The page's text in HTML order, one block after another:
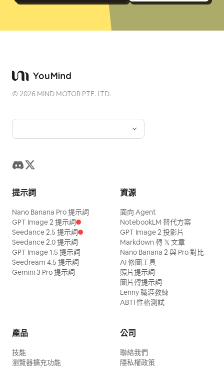
©2026 MIND MOTOR PTE. LTD.
提示詞
Nano Banana Pro 提示詞
GPT Image 2 提示詞
Seedance 2.5 提示詞
Seedance 2.0 提示詞
GPT Image 1.5 提示詞
Seedream 4.5 提示詞
Gemini 3 Pro 提示詞
資源
面向 Agent
NotebookLM 替代方案
GPT Image 2 投影片
Markdown 轉 𝕏 文章
Nano Banana 2 與 Pro 對比
AI 修圖工具
照片提示詞
圖片轉提示詞
Lenny 職涯教練
ABTI 性格測試
產品
技能
瀏覽器擴充功能
公司
聯絡我們
隱私權政策